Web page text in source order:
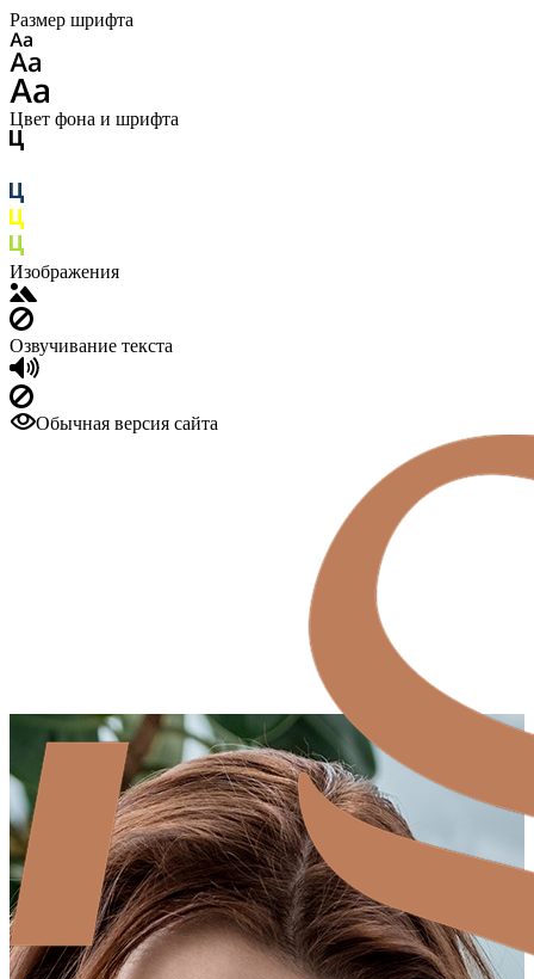
Размер шрифта
Цвет фона и шрифта
Изображения
Озвучивание текста
Обычная версия сайта